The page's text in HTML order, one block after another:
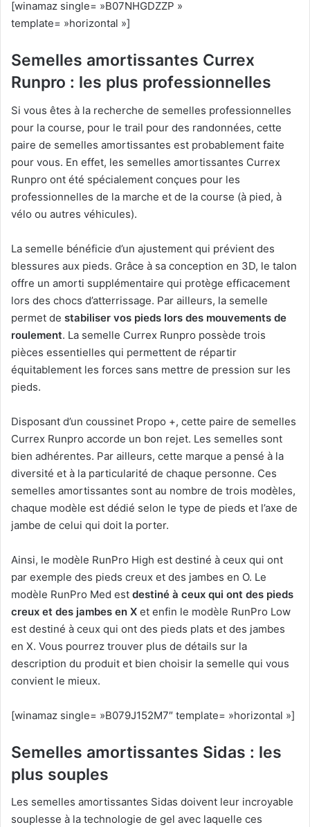
[winamaz single= »B07NHGDZZP »
template= »horizontal »]
Semelles amortissantes Currex
Runpro : les plus professionnelles
Si vous êtes à la recherche de semelles professionnelles
pour la course, pour le trail pour des randonnées, cette
paire de semelles amortissantes est probablement faite
pour vous. En effet, les semelles amortissantes Currex
Runpro ont été spécialement conçues pour les
professionnelles de la marche et de la course (à pied, à
vélo ou autres véhicules).
La semelle bénéficie d’un ajustement qui prévient des
blessures aux pieds. Grâce à sa conception en 3D, le talon
offre un amorti supplémentaire qui protège efficacement
lors des chocs d’atterrissage. Par ailleurs, la semelle
permet de stabiliser vos pieds lors des mouvements de
roulement. La semelle Currex Runpro possède trois
pièces essentielles qui permettent de répartir
équitablement les forces sans mettre de pression sur les
pieds.
Disposant d’un coussinet Propo +, cette paire de semelles
Currex Runpro accorde un bon rejet. Les semelles sont
bien adhérentes. Par ailleurs, cette marque a pensé à la
diversité et à la particularité de chaque personne. Ces
semelles amortissantes sont au nombre de trois modèles,
chaque modèle est dédié selon le type de pieds et l’axe de
jambe de celui qui doit la porter.
Ainsi, le modèle RunPro High est destiné à ceux qui ont
par exemple des pieds creux et des jambes en O. Le
modèle RunPro Med est destiné à ceux qui ont des pieds
creux et des jambes en X et enfin le modèle RunPro Low
est destiné à ceux qui ont des pieds plats et des jambes
en X. Vous pourrez trouver plus de détails sur la
description du produit et bien choisir la semelle qui vous
convient le mieux.
[winamaz single= »B079J152M7″ template= »horizontal »]
Semelles amortissantes Sidas : les
plus souples
Les semelles amortissantes Sidas doivent leur incroyable
souplesse à la technologie de gel avec laquelle ces